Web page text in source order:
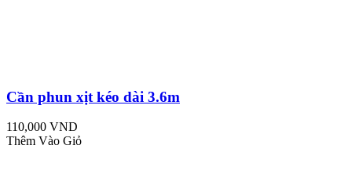
Cần phun xịt kéo dài 3.6m
110,000 VND
Thêm Vào Giỏ